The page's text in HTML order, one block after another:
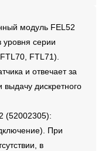
модуль FEL52
уровня серии
FTL71).
и отвечает за
выдачу дискретного
(52002305):
При
в